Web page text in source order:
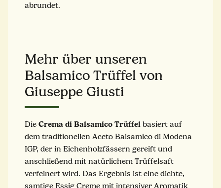
abrundet.
Mehr über unseren
Balsamico Trüffel von
Giuseppe Giusti
Die Crema di Balsamico Trüffel basiert auf
dem traditionellen Aceto Balsamico di Modena
IGP, der in Eichenholzfässern gereift und
anschließend mit natürlichem Trüffelsaft
verfeinert wird. Das Ergebnis ist eine dichte,
samtige Essig Creme mit intensiver Aromatik